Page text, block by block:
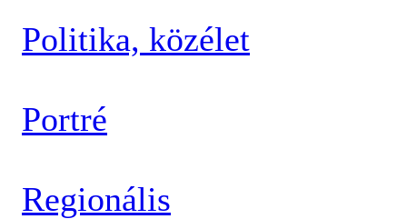
Politika, közélet
Portré
Regionális